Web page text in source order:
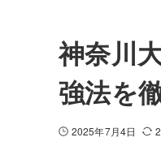
神奈川
強法を
2025年7月4日